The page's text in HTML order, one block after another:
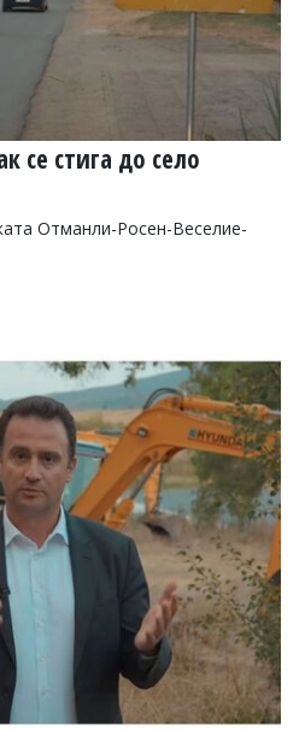
се стига до село
Отманли-Росен-Веселие-